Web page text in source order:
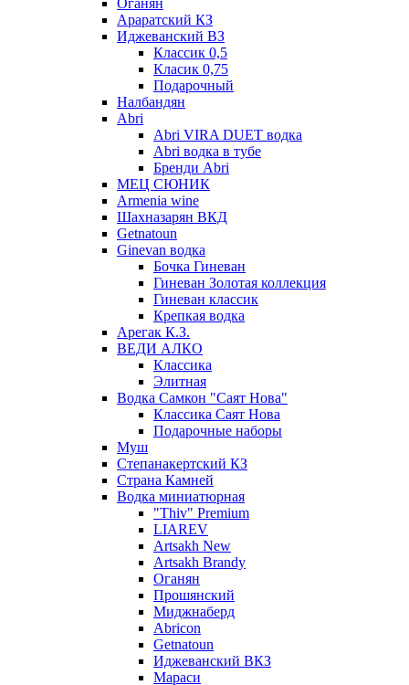
Оганян
Араратский КЗ
Иджеванский ВЗ
Классик 0,5
Класик 0,75
Подарочный
Налбандян
Abri
Abri VIRA DUET водка
Abri водка в тубе
Бренди Abri
МЕЦ СЮНИК
Armenia wine
Шахназарян ВКД
Getnatoun
Ginevan водка
Бочка Гиневан
Гиневан Золотая коллекция
Гиневан классик
Крепкая водка
Арегак К.З.
ВЕДИ АЛКО
Классика
Элитная
Водка Самкон "Саят Нова"
Классика Саят Нова
Подарочные наборы
Муш
Степанакертский КЗ
Страна Камней
Водка миниатюрная
"Thiv" Premium
LIAREV
Artsakh New
Artsakh Brandy
Оганян
Прошянский
Миджнаберд
Abricon
Getnatoun
Иджеванский ВКЗ
Мараси